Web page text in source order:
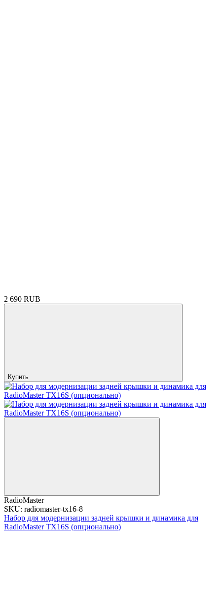
2 690 RUB
Купить
RadioMaster
SKU: radiomaster-tx16-8
Набор для модернизации задней крышки и динамика для
RadioMaster TX16S (опционально)